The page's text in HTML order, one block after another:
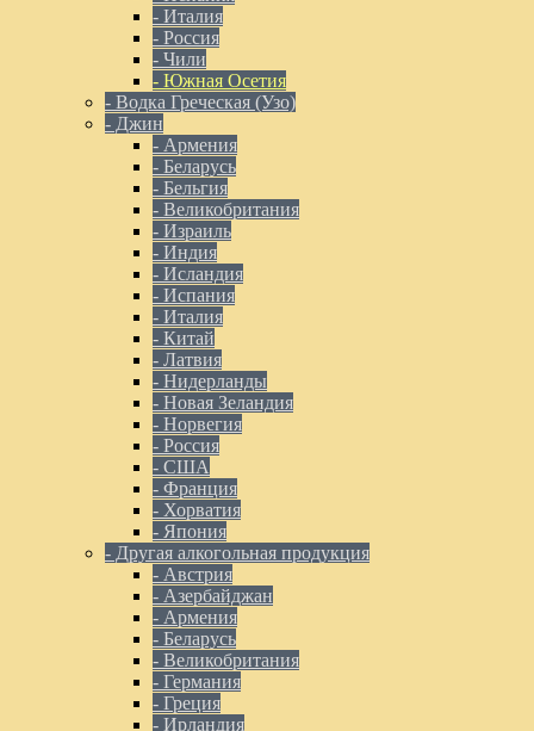
- Италия
- Россия
- Чили
- Южная Осетия
- Водка Греческая (Узо)
- Джин
- Армения
- Беларусь
- Бельгия
- Великобритания
- Израиль
- Индия
- Исландия
- Испания
- Италия
- Китай
- Латвия
- Нидерланды
- Новая Зеландия
- Норвегия
- Россия
- США
- Франция
- Хорватия
- Япония
- Другая алкогольная продукция
- Австрия
- Азербайджан
- Армения
- Беларусь
- Великобритания
- Германия
- Греция
- Ирландия